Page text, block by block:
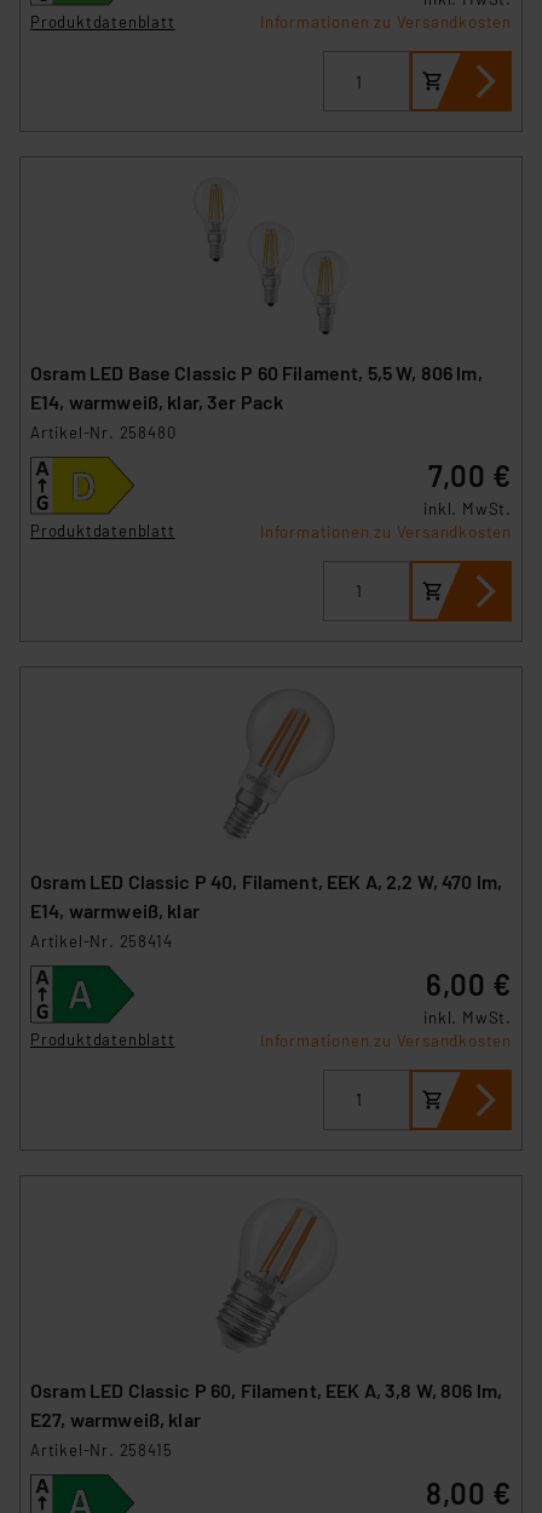
Überwachungsprogrammen verarbeiten, ohne dass
Unsere Kooperation mit diesen Dienstleistern stützt
insbesondere der Art der übermittelten Daten,
verbundenen Risiken.“
Datenschutzerklärung
Produktdatenblatt
Informationen zu Versandkosten
Osram LED Base Classic P 60 Filament, 5,5 W, 806 lm,
E14, warmweiß, klar, 3er Pack
Artikel-Nr. 258480
Produktdatenblatt
7,00 €
inkl. MwSt.
Informationen zu Versandkosten
Osram LED Classic P 40, Filament, EEK A, 2,2 W, 470 lm,
E14, warmweiß, klar
Artikel-Nr. 258414
Produktdatenblatt
6,00 €
inkl. MwSt.
Informationen zu Versandkosten
Osram LED Classic P 60, Filament, EEK A, 3,8 W, 806 lm,
E27, warmweiß, klar
Artikel-Nr. 258415
8,00 €